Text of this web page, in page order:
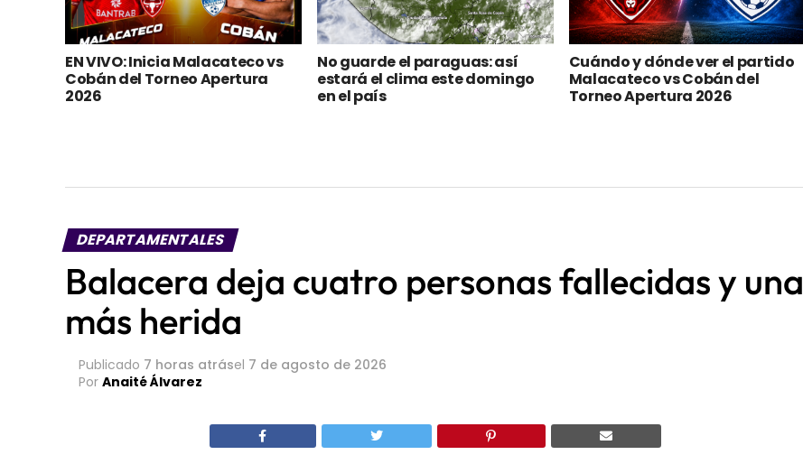
EN VIVO: Inicia Malacateco vs
Cobán del Torneo Apertura
2026
No guarde el paraguas: así
estará el clima este domingo
en el país
Cuándo y dónde ver el partido
Malacateco vs Cobán del
Torneo Apertura 2026
DEPARTAMENTALES
Balacera deja cuatro personas fallecidas y una
más herida
Publicado 7 horas atrásel 7 de agosto de 2026
Por Anaité Álvarez